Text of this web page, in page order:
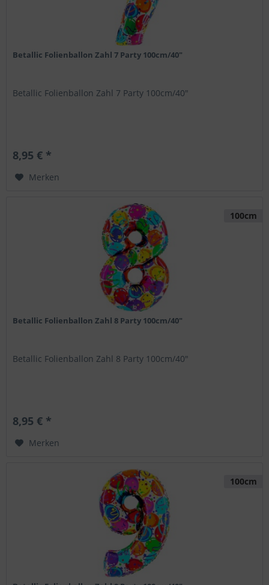
Betallic Folienballon Zahl 7 Party 100cm/40"
Betallic Folienballon Zahl 7 Party 100cm/40"
8,95 € *
Merken
100cm
Betallic Folienballon Zahl 8 Party 100cm/40"
Betallic Folienballon Zahl 8 Party 100cm/40"
8,95 € *
Merken
100cm